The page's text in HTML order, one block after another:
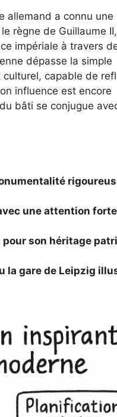
allemand a connu une
règne de Guillaume
impériale à travers
dépasse la simple
capable de
influence est encore
bâti se conjugue
une attention
son héritage
la gare de Leipzig